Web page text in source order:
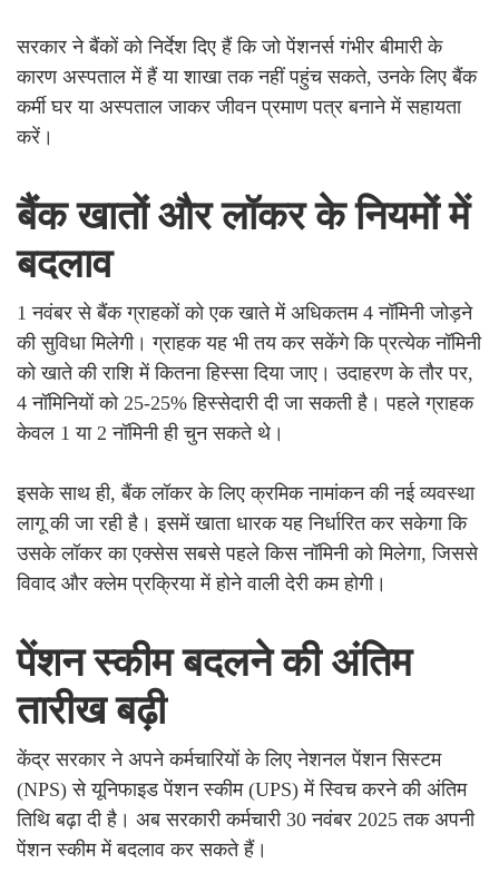
सरकार ने बैंकों को निर्देश दिए हैं कि जो पेंशनर्स गंभीर बीमारी के
कारण अस्पताल में हैं या शाखा तक नहीं पहुंच सकते, उनके लिए बैंक
कर्मी घर या अस्पताल जाकर जीवन प्रमाण पत्र बनाने में सहायता
करें।
बैंक खातों और लॉकर के नियमों में
बदलाव
1 नवंबर से बैंक ग्राहकों को एक खाते में अधिकतम 4 नॉमिनी जोड़ने
की सुविधा मिलेगी। ग्राहक यह भी तय कर सकेंगे कि प्रत्येक नॉमिनी
को खाते की राशि में कितना हिस्सा दिया जाए। उदाहरण के तौर पर,
4 नॉमिनियों को 25-25% हिस्सेदारी दी जा सकती है। पहले ग्राहक
केवल 1 या 2 नॉमिनी ही चुन सकते थे।
इसके साथ ही, बैंक लॉकर के लिए क्रमिक नामांकन की नई व्यवस्था
लागू की जा रही है। इसमें खाता धारक यह निर्धारित कर सकेगा कि
उसके लॉकर का एक्सेस सबसे पहले किस नॉमिनी को मिलेगा, जिससे
विवाद और क्लेम प्रक्रिया में होने वाली देरी कम होगी।
पेंशन स्कीम बदलने की अंतिम
तारीख बढ़ी
केंद्र सरकार ने अपने कर्मचारियों के लिए नेशनल पेंशन सिस्टम
(NPS) से यूनिफाइड पेंशन स्कीम (UPS) में स्विच करने की अंतिम
तिथि बढ़ा दी है। अब सरकारी कर्मचारी 30 नवंबर 2025 तक अपनी
पेंशन स्कीम में बदलाव कर सकते हैं।